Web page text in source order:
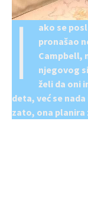
I
ako se
pronašao
Campbell,
njegovog
želi da oni
deta, već se
zato, ona planira